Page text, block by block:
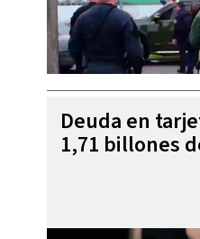
Deuda en
1,71 billones